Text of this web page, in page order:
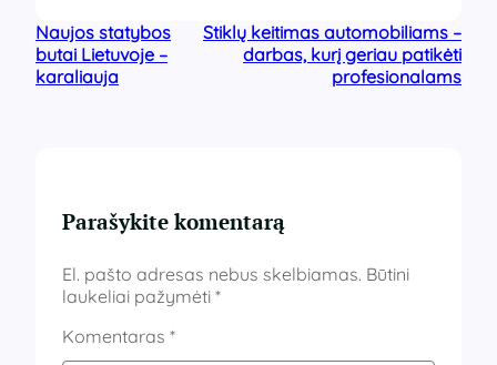
Naujos statybos
butai Lietuvoje –
karaliauja
Stiklų keitimas automobiliams –
darbas, kurį geriau patikėti
profesionalams
Parašykite komentarą
El. pašto adresas nebus skelbiamas. Būtini
laukeliai pažymėti *
Komentaras *